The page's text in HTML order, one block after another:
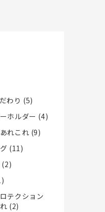
わり (5)
ホルダー (4)
れこれ (9)
(11)
(2)
テクション
(2)